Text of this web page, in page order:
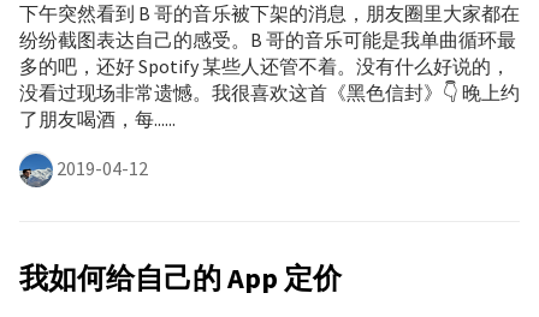
下午突然看到 B 哥的音乐被下架的消息，朋友圈里大家都在
纷纷截图表达自己的感受。B 哥的音乐可能是我单曲循环最
多的吧，还好 Spotify 某些人还管不着。没有什么好说的，
没看过现场非常遗憾。我很喜欢这首《黑色信封》👇 晚上约
了朋友喝酒，每......
2019-04-12
我如何给自己的 App 定价